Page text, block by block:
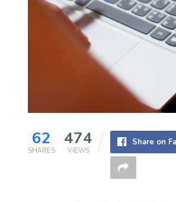
62
SHARES
474
VIEWS
Share on